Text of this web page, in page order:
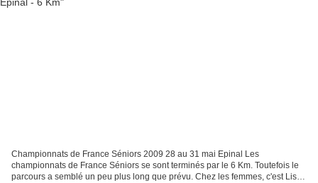
Championnats de France Séniors 2009 28 au 31 mai Epinal Les
championnats de France Séniors se sont terminés par le 6 Km. Toutefois le
parcours a semblé un peu plus long que prévu. Chez les femmes, c'est Lisa